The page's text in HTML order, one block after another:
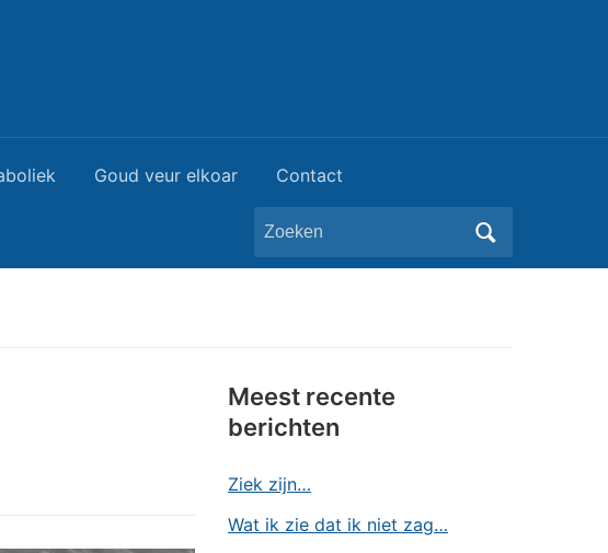
Goud veur elkoar Contact
Zoeken
naar:
Meest recente
berichten
Ziek zijn…
Wat ik zie dat ik niet zag…